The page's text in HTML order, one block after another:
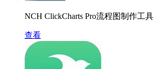
NCH ClickCharts Pro流程图制作工具
查看